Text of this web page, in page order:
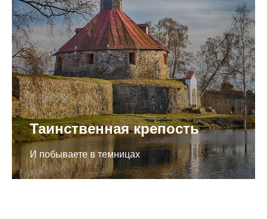
Таинственная крепость
И побываете в темницах